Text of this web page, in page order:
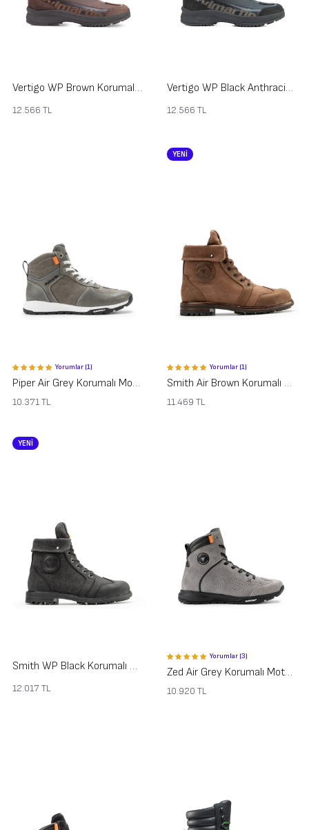
Vertigo WP Brown Korumalı Motosiklet Ayakkabısı
12.566 TL
Vertigo WP Black Anthracite Korumalı Motosiklet Ayakkabısı
12.566 TL
Yorumlar (1)
Piper Air Grey Korumalı Motosiklet Ayakkabısı
10.371TL
YENİ
Yorumlar (1)
Smith Air Brown Korumalı Motosiklet Ayakkabısı
11.469 TL
YENİ
Smith WP Black Korumalı Motosiklet Ayakkabısı
12.017TL
Yorumlar (3)
Zed Air Grey Korumalı Motosiklet Ayakkabısı
10.920 TL